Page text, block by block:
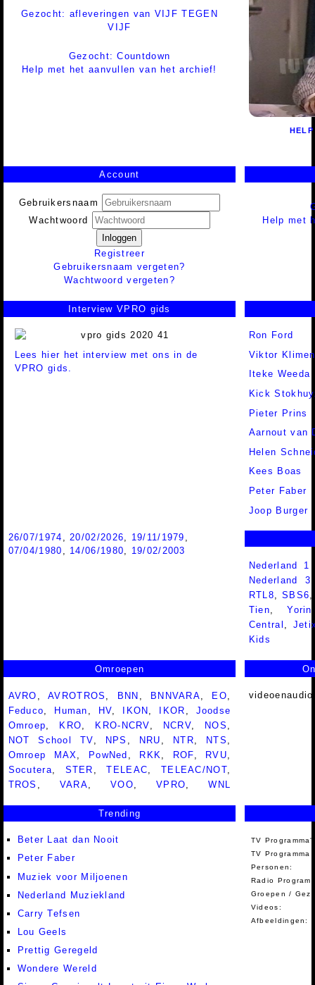
Gezocht: afleveringen van VIJF TEGEN
VIJF
Gezocht: Countdown
Help met het aanvullen van het archief!
HELP
Account
Gebruikersnaam
Wachtwoord
Inloggen
Registreer
Gebruikersnaam vergeten?
Wachtwoord vergeten?
Help met
Interview VPRO gids
Lees hier het interview met ons in de
VPRO gids.
Ron Ford
Viktor
Iteke Weeda
Kick
Pieter Prins
Aarnout van
Helen
Kees Boas
Peter Faber
Joop Burger
26/07/1974 20/02/2026 19/11/1979
07/04/1980
14/06/1980
19/02/2003
Nederland
Nederland
RTL8,SBS6
Tien,Yorin
Central ,
Kids
Omroepen
AVRO ,AVROTROS BNN BNNVARA EO
Feduco
Human HV IKON IKOR
Joodse
Omroep
KRO KRO-NCRV NCRV NOS
NOT School TV
NPS NRU NTR NTS
Omroep MAX
PowNed RKK ROF RVU
Socutera
STER ,TELEAC TELEAC/NOT
TROS
VARA ,VOO ,VPRO ,WNL
Trending
Beter Laat dan Nooit
Peter Faber
Muziek voor Miljoenen
Nederland Muziekland
Carry Tefsen
Lou Geels
Prettig Geregeld
Wondere Wereld
TV
TV Programma
Personen:
Radio
Groepen /
Videos:
Afbeeldingen: